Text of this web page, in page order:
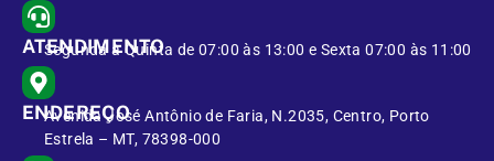
ATENDIMENTO
Segunda à Quinta de 07:00 às 13:00 e Sexta 07:00 às 11:00
ENDEREÇO
Avenida José Antônio de Faria, N.2035, Centro, Porto
Estrela – MT, 78398-000